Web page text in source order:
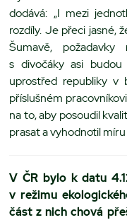
dodává: „I mezi
rozdíly. Je přeci jasné,
Šumavě,
s divočáky asi
uprostřed republiky v
příslušném
na to, aby posoudil
prasat a vyhodnotil míru
V ČR bylo k datu
v režimu
část z nich chová